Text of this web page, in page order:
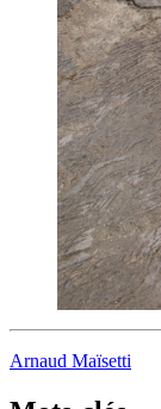
Arnaud Maïsetti